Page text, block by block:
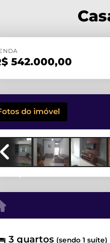
542.000,00
do imóvel
3 quartos (sendo 1 suíte)